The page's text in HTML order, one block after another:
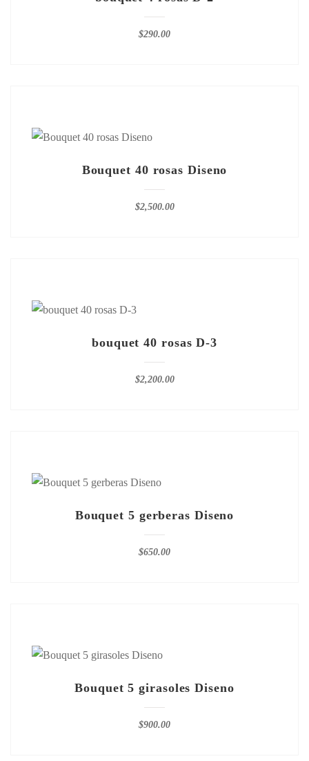
$290.00
Bouquet 40 rosas Diseno
$2,500.00
bouquet 40 rosas D-3
$2,200.00
Bouquet 5 gerberas Diseno
$650.00
Bouquet 5 girasoles Diseno
$900.00